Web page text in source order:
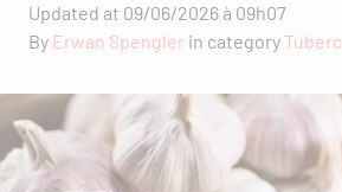
Updated at 09/06/2026 à 09h07
By Erwan Spengler in category